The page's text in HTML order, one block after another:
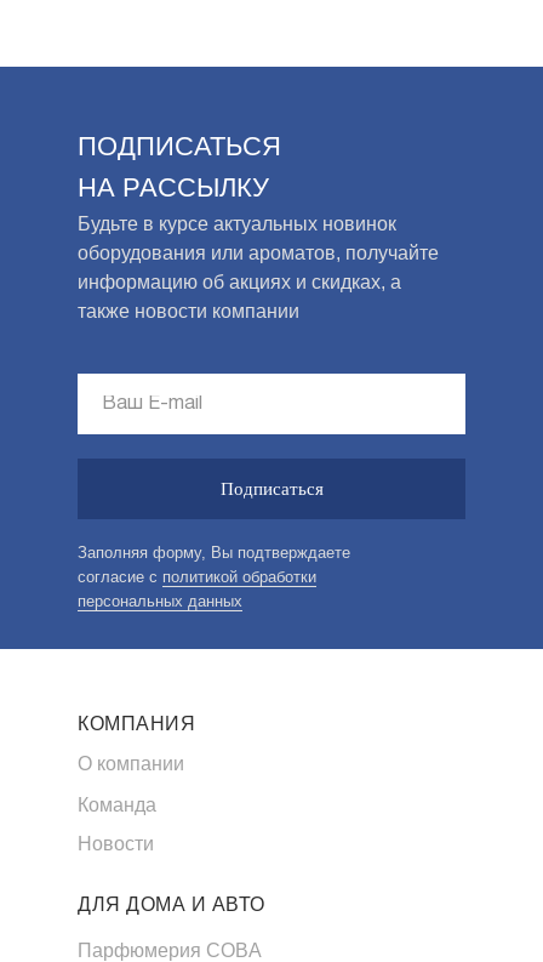
ПОДПИСАТЬСЯ
НА РАССЫЛКУ
Будьте в курсе актуальных новинок
оборудования или ароматов, получайте
информацию об акциях и скидках, а
также новости компании
Подписаться
Заполняя форму, Вы подтверждаете
согласие с политикой обработки
персональных данных
КОМПАНИЯ
О компании
Команда
ДЛЯ ДОМА И АВТО
Новости
Парфюмерия COBA